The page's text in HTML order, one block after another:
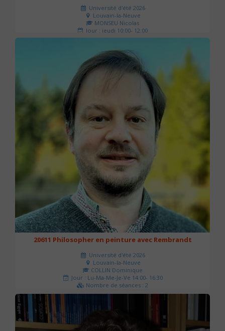
Université d'été 2026
Louvain-la-Neuve
MONSEU Nicolas
Jour : jeudi 10:00- 12:00
Nombre de séances : 1
20611 Philosopher en peinture avec Rembrandt
Université d'été 2026
Louvain-la-Neuve
COLLIN Dominique
Jour : Lu-Ma-Me-Je-Ve 14:00- 16:30
Nombre de séances : 2
51 €